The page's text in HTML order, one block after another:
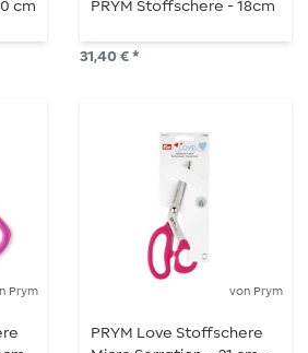
cm PRYM Stoffschere - 18cm
31,40 € *
Prym von Prym
PRYM Love Stoffschere